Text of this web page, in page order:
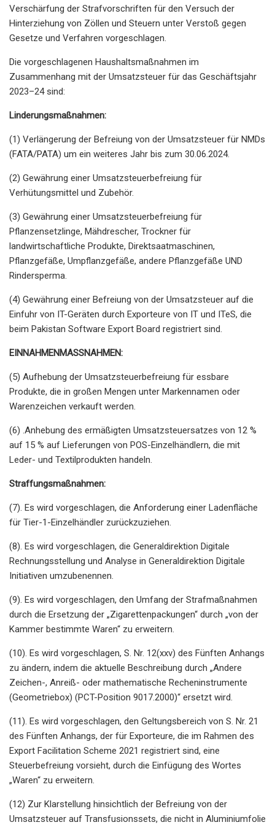
Verschärfung der Strafvorschriften für den Versuch der
Hinterziehung von Zöllen und Steuern unter Verstoß gegen
Gesetze und Verfahren vorgeschlagen.
Die vorgeschlagenen Haushaltsmaßnahmen im
Zusammenhang mit der Umsatzsteuer für das Geschäftsjahr
2023–24 sind:
Linderungsmaßnahmen:
(1) Verlängerung der Befreiung von der Umsatzsteuer für NMDs
(FATA/PATA) um ein weiteres Jahr bis zum 30.06.2024.
(2) Gewährung einer Umsatzsteuerbefreiung für
Verhütungsmittel und Zubehör.
(3) Gewährung einer Umsatzsteuerbefreiung für
Pflanzensetzlinge, Mähdrescher, Trockner für
landwirtschaftliche Produkte, Direktsaatmaschinen,
Pflanzgefäße, Umpflanzgefäße, andere Pflanzgefäße UND
Rindersperma.
(4) Gewährung einer Befreiung von der Umsatzsteuer auf die
Einfuhr von IT-Geräten durch Exporteure von IT und ITeS, die
beim Pakistan Software Export Board registriert sind.
EINNAHMENMASSNAHMEN:
(5) Aufhebung der Umsatzsteuerbefreiung für essbare
Produkte, die in großen Mengen unter Markennamen oder
Warenzeichen verkauft werden.
(6) .Anhebung des ermäßigten Umsatzsteuersatzes von 12 %
auf 15 % auf Lieferungen von POS-Einzelhändlern, die mit
Leder- und Textilprodukten handeln.
Straffungsmaßnahmen:
(7). Es wird vorgeschlagen, die Anforderung einer Ladenfläche
für Tier-1-Einzelhändler zurückzuziehen.
(8). Es wird vorgeschlagen, die Generaldirektion Digitale
Rechnungsstellung und Analyse in Generaldirektion Digitale
Initiativen umzubenennen.
(9). Es wird vorgeschlagen, den Umfang der Strafmaßnahmen
durch die Ersetzung der „Zigarettenpackungen“ durch „von der
Kammer bestimmte Waren“ zu erweitern.
(10). Es wird vorgeschlagen, S. Nr. 12(xxv) des Fünften Anhangs
zu ändern, indem die aktuelle Beschreibung durch „Andere
Zeichen-, Anreiß- oder mathematische Recheninstrumente
(Geometriebox) (PCT-Position 9017.2000)“ ersetzt wird.
(11). Es wird vorgeschlagen, den Geltungsbereich von S. Nr. 21
des Fünften Anhangs, der für Exporteure, die im Rahmen des
Export Facilitation Scheme 2021 registriert sind, eine
Steuerbefreiung vorsieht, durch die Einfügung des Wortes
„Waren“ zu erweitern.
(12) Zur Klarstellung hinsichtlich der Befreiung von der
Umsatzsteuer auf Transfusionssets, die nicht in Aluminiumfolie